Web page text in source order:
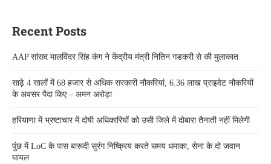
Recent Posts
AAP सांसद मालविंदर सिंह कंग ने केंद्रीय मंत्री नितिन गडकरी से की मुलाकात
साढ़े 4 सालों में 68 हजार से अधिक सरकारी नौकरियां, 6.36 लाख प्राइवेट नौकरियों
के अवसर पैदा किए – अमन अरोड़ा
हरियाणा में भ्रष्टाचार में दोषी अधिकारियों को उसी जिले में दोबारा तैनाती नहीं मिलेगी
पुंछ में LoC के पास बारूदी सुरंग निष्क्रिय करते समय धमाका, सेना के दो जवान
घायल